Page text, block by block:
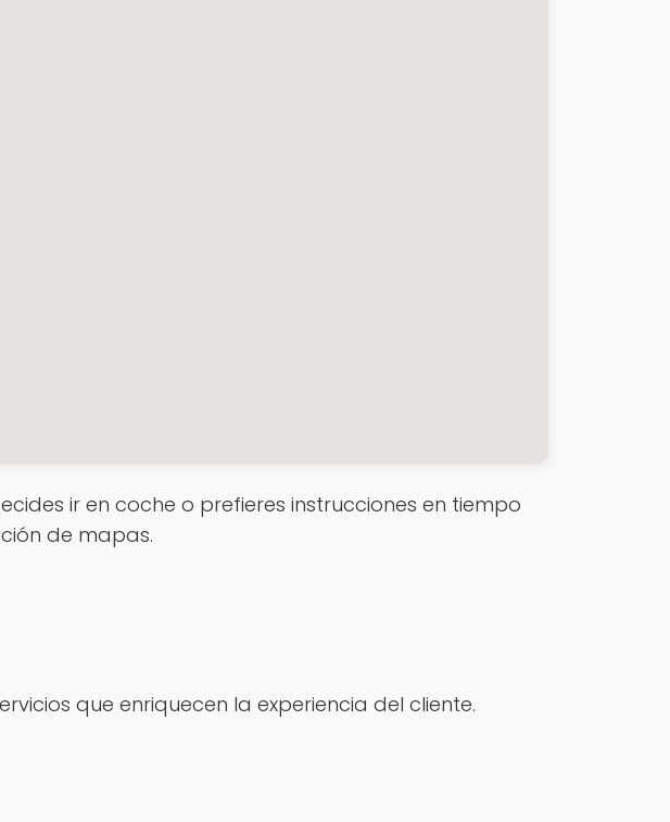
ir en coche o prefieres instrucciones en tiempo
de mapas.
que enriquecen la experiencia del cliente.